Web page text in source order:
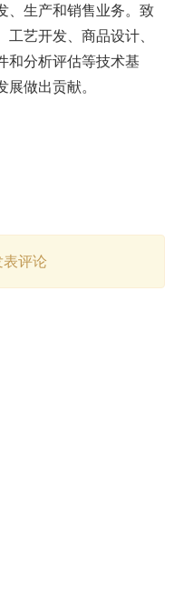
、生产和销售业务。致
艺开发、商品设计、
和分析评估等技术基
做出贡献。
评论